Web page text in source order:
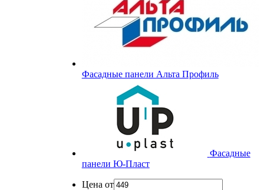
Фасадные панели Альта Профиль
Фасадные
панели Ю-Пласт
Цена от